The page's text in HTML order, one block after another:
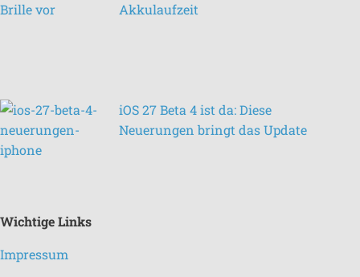
Akkulaufzeit
iOS 27 Beta 4 ist da: Diese
Neuerungen bringt das Update
Wichtige Links
Impressum